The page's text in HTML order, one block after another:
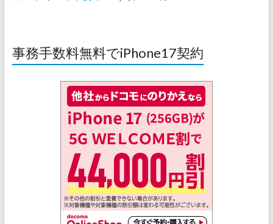
事務手数料無料でiPhone17契約